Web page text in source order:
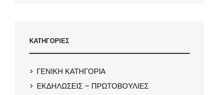
ΚΑΤΗΓΟΡΙΕΣ
ΓΕΝΙΚΗ ΚΑΤΗΓΟΡΙΑ
ΕΚΔΗΛΩΣΕΙΣ – ΠΡΩΤΟΒΟΥΛΙΕΣ